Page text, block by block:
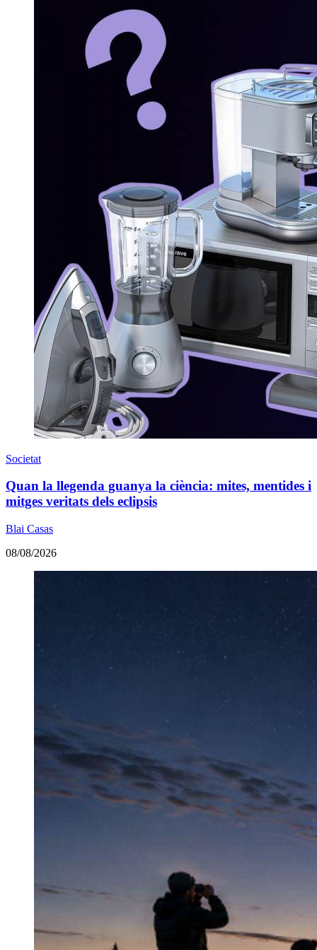
Societat
Quan la llegenda guanya la ciència: mites, mentides i
mitges veritats dels eclipsis
Blai Casas
08/08/2026